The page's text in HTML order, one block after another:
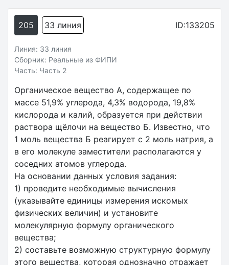
205 33 линия ID:133205
Линия: 33 линия
Сборник: Реальные из ФИПИ
Часть: Часть 2
Органическое вещество А, содержащее по
массе 51,9% углерода, 4,3% водорода, 19,8%
кислорода и калий, образуется при действии
раствора щёлочи на вещество Б. Известно, что
1 моль вещества Б реагирует с 2 моль натрия, а
в его молекуле заместители располагаются у
соседних атомов углерода.
На основании данных условия задания:
1) проведите необходимые вычисления
(указывайте единицы измерения искомых
физических величин) и установите
молекулярную формулу органического
вещества;
2) составьте возможную структурную формулу
этого вещества, которая однозначно отражает